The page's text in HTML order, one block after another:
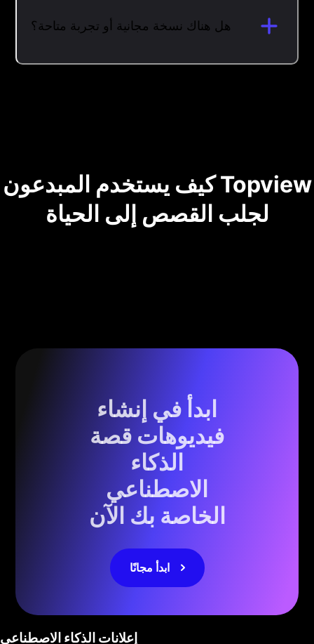
هل هناك نسخة مجانية أو تجربة متاحة؟
كيف يستخدم المبدعون Topview
لجلب القصص إلى الحياة
ابدأ في إنشاء
فيديوهات قصة
الذكاء
الاصطناعي
الخاصة بك الآن
ابدأ مجانًا
إعلانات الذكاء الاصطناعي